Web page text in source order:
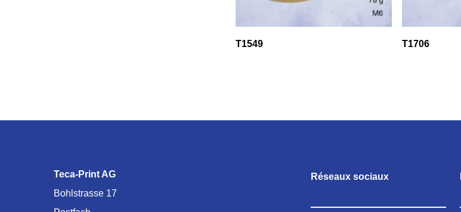
T1549 T1706
Teca-Print AG
Bohlstrasse 17
Réseaux sociaux